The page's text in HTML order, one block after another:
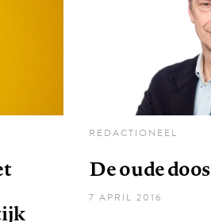
REDACTIONEEL
De oude doos
7 APRIL 2016